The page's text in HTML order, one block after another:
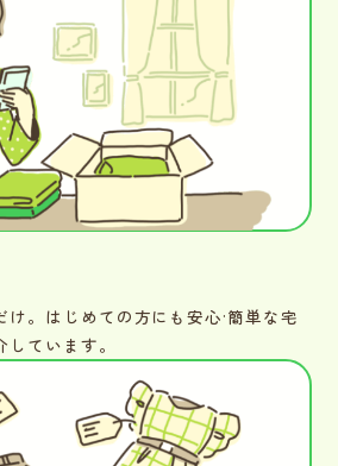
。はじめての方にも安心·簡単な宅
ています。